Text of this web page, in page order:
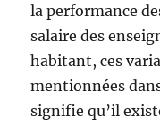
la performance
salaire des
habitant, ces
mentionnées
signifie qu’il